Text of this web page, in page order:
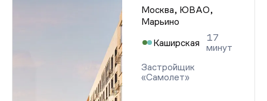
Москва, ЮВАО,
Марьино
Каширская
17
минут
Застройщик
«Самолет»